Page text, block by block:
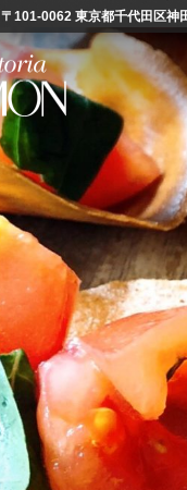
〒101-0062 東京都千代田区神